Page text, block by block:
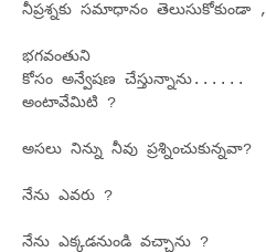
నీప్రశ్నకు సమాధానం తెలుసుకోకుండా ,
భగవంతుని
కోసం అన్వేషణ చేస్తున్నాను......
అంటావేమిటి ?
అసలు నిన్ను నీవు ప్రశ్నించుకున్నవా?
నేను ఎవరు ?
నేను ఎక్కడనుండి వచ్చాను ?